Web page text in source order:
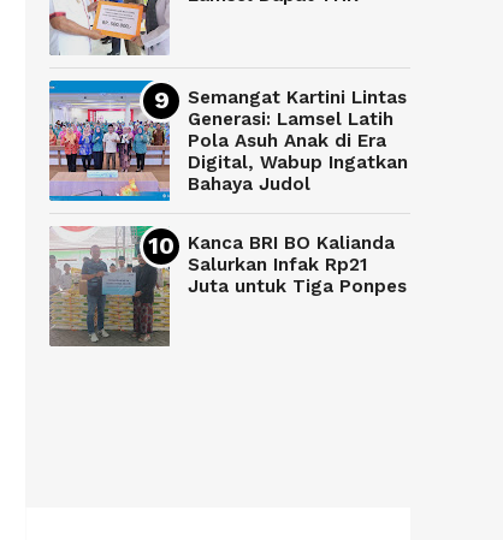
Semangat Kartini Lintas
Generasi: Lamsel Latih
Pola Asuh Anak di Era
Digital, Wabup Ingatkan
Bahaya Judol
Kanca BRI BO Kalianda
Salurkan Infak Rp21
Juta untuk Tiga Ponpes